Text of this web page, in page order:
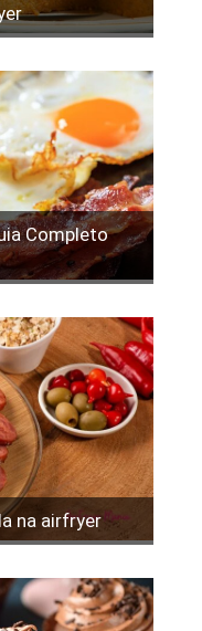
Completo
na airfryer